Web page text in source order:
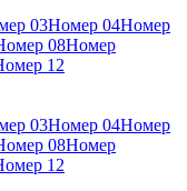
03Номер 04Номер
08Номер
12
03Номер 04Номер
08Номер
12